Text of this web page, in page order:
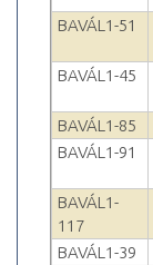
BAVÁL1-51
BAVÁL1-45
BAVÁL1-85
BAVÁL1-91
BAVÁL1-
117
BAVÁL1-39